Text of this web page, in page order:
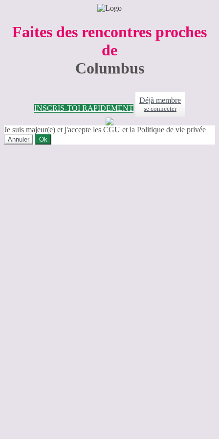
Faites des rencontres proches
de
Columbus
INSCRIS-TOI RAPIDEMENT
Déjà membre
se connecter
Je suis majeur(e) et j'accepte les CGU et la Politique de vie privée
Annuler Ok